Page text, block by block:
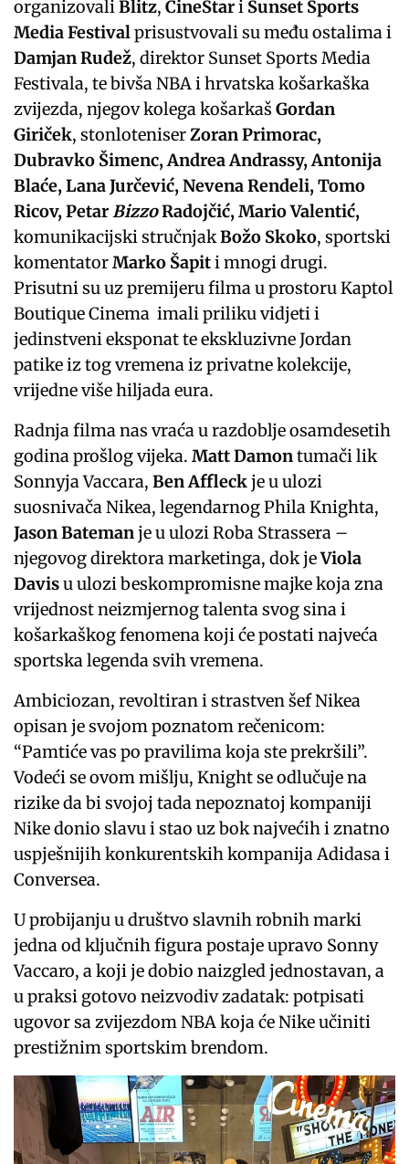
organizovaliBlitz,CineStari Sunset Sports
Media Festivalprisustvovali su među ostalima i
Damjan Rudež, direktor Sunset Sports Media
Festivala, te bivša NBA i hrvatska košarkaška
zvijezda, njegov kolega košarkašGordan
Giriček, stonloteniserZoran Primorac,
Dubravko Šimenc, Andrea Andrassy, Antonija
Blaće, Lana Jurčević, Nevena Rendeli, Tomo
Ricov, PetarBizzoRadojčić, Mario Valentić,
komunikacijski stručnjakBožo Skoko, sportski
komentatorMarko Šapiti mnogi drugi.
Prisutni su uz premijeru filma u prostoru Kaptol
Boutique Cinema imali priliku vidjeti i
jedinstveni eksponat te ekskluzivne Jordan
patike iz tog vremena iz privatne kolekcije,
vrijedne više hiljada eura.
Radnja filma nas vraća u razdoblje osamdesetih
godina prošlog vijeka.Matt Damontumači lik
Sonnyja Vaccara,Ben Affleckje u ulozi
suosnivača Nikea, legendarnog Phila Knighta,
Jason Batemanje u ulozi Roba Strassera –
njegovog direktora marketinga, dok jeViola
Davisu ulozi beskompromisne majke koja zna
vrijednost neizmjernog talenta svog sina i
košarkaškog fenomena koji će postati najveća
sportska legenda svih vremena.
Ambiciozan, revoltiran i strastven šef Nikea
opisan je svojom poznatom rečenicom:
“Pamtiće vas po pravilima koja ste prekršili”.
Vodeći se ovom mišlju, Knight se odlučuje na
rizike da bi svojoj tada nepoznatoj kompaniji
Nike donio slavu i stao uz bok najvećih i znatno
uspješnijih konkurentskih kompanija Adidasa i
Conversea.
U probijanju u društvo slavnih robnih marki
jedna od ključnih figura postaje upravo Sonny
Vaccaro, a koji je dobio naizgled jednostavan, a
u praksi gotovo neizvodiv zadatak: potpisati
ugovor sa zvijezdom NBA koja će Nike učiniti
prestižnim sportskim brendom.